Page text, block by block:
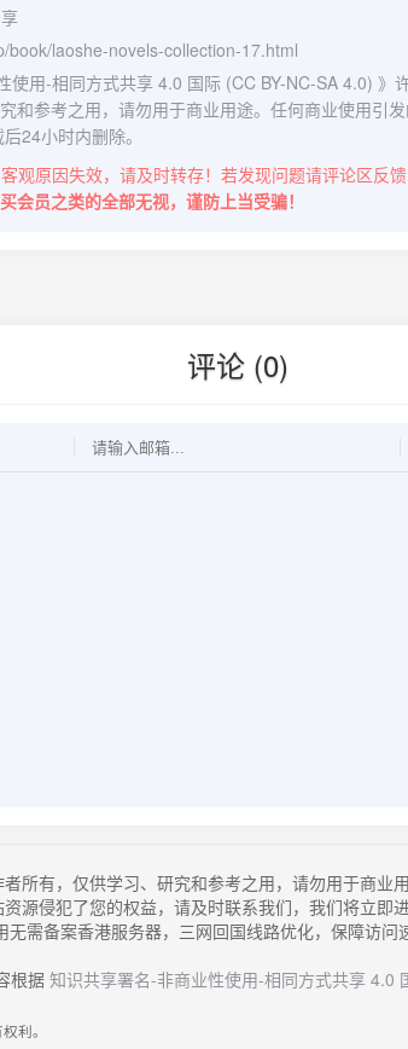
book/laoshe-novels-collection-17.html
使用-相同方式共享 4.0 国际 (CC BY-NC-SA 4.0) 》
和参考之用，请勿用于商业用途。任何商业使用引
24小时内删除。
观原因失效，请及时转存！若发现问题请评论区反
会员之类的全部无视，谨防上当受骗！
评论 (0)
所有，仅供学习、研究和参考之用，请勿用于商业
源侵犯了您的权益，请及时联系我们，我们将立即进
无需备案香港服务器，三网回国线路优化，保障访问
根据 知识共享署名-非商业性使用-相同方式共享 4.0
利。